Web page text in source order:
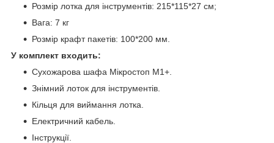
Розмір лотка для інструментів: 215*115*27 см;
Вага: 7 кг
Розмір крафт пакетів: 100*200 мм.
У комплект входить:
Сухожарова шафа Мікростоп М1+.
Знімний лоток для інструментів.
Кільця для виймання лотка.
Електричний кабель.
Інструкції.